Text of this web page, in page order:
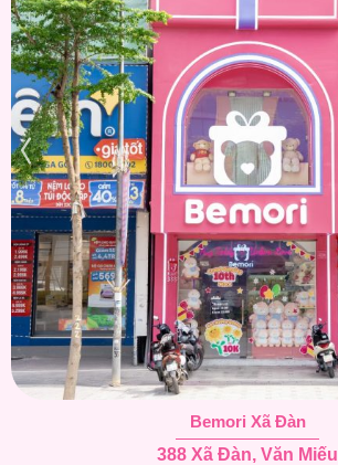
Bemori Xã Đàn
388 Xã Đàn, Văn Miếu